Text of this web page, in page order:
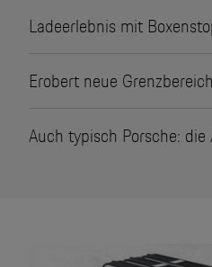
Ladeerlebnis mit
Erobert neue
Auch typisch Porsche: